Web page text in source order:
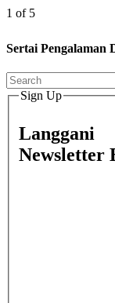
1 of 5
Sertai Pengalaman
Sign Up
Langgani
Newsletter